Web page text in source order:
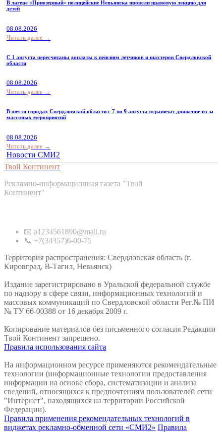
В лагере «Приозерный» полицейские Невьянска провели правовую лекцию для
детей
08.08.2026
Читать далее →
С 1 августа пересчитаны доплаты к пенсиям летчиков и шахтеров Свердловской
области
08.08.2026
Читать далее →
В шести городах Свердловской области с 7 по 9 августа ограничат движение из-за
массовых мероприятий
08.08.2026
Читать далее →
Новости СМИ2
Твой Континент
Рекламно-информационная газета "Твой
Континент"
📧 a1234561890@mail.ru
📞 +7(34357)6-00-75
Территория распространения: Свердловская область (г.
Кировград, В-Тагил, Невьянск)
Издание зарегистрировано в Уральской федеральной службе
по надзору в сфере связи, информационных технологий и
массовых коммуникаций по Свердловской области Рег.№ ПИ
№ ТУ 66-00388 от 16 декабря 2009 г.
Копирование материалов без письменного согласия Редакции
Твой Континент запрещено.
Правила использования сайта
На информационном ресурсе применяются рекомендательные
технологии (информационные технологии предоставления
информации на основе сбора, систематизации и анализа
сведений, относящихся к предпочтениям пользователей сети
"Интернет", находящихся на территории Российской
Федерации).
Правила применения рекомендательных технологий в
виджетах рекламно-обменной сети «СМИ2» Правила